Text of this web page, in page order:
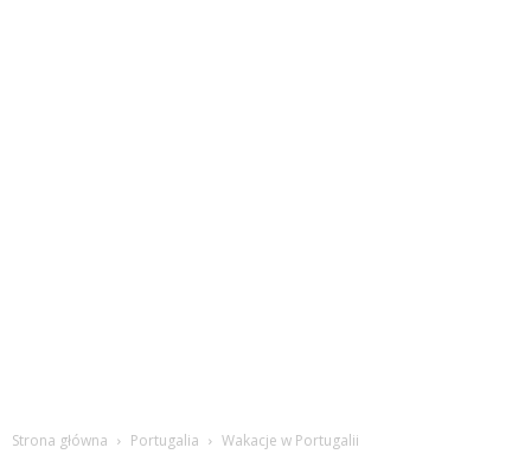
Strona główna Portugalia Wakacje w Portugalii